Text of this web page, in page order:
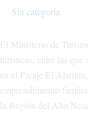
Sin categoría
El Ministerio de
turísticas, entre las que
en el Paraje El
emprendimiento
la Región del Alto